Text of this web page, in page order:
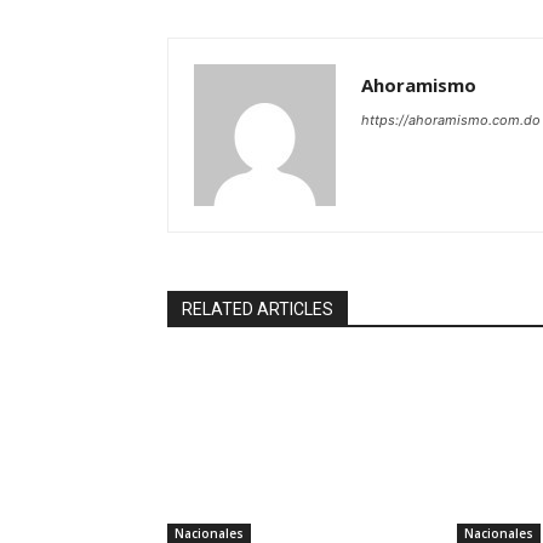
Ahoramismo
https://ahoramismo.com.do
RELATED ARTICLES
Nacionales Nacionales